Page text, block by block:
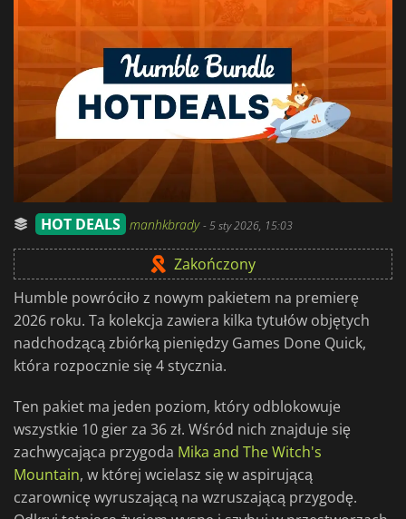
ZALOGUJ SIĘ LUB ZAREJESTRUJ
HOT DEALS manhkbrady-5 sty 2026, 15:03
Zakończony
Humble powróciło z nowym pakietem na premierę
2026 roku. Ta kolekcja zawiera kilka tytułów objętych
nadchodzącą zbiórką pieniędzy Games Done Quick,
która rozpocznie się 4 stycznia.
Ten pakiet ma jeden poziom, który odblokowuje
wszystkie 10 gier za 36 zł. Wśród nich znajduje się
zachwycająca przygoda Mika and The Witch's
Mountain, w której wcielasz się w aspirującą
czarownicę wyruszającą na wzruszającą przygodę.